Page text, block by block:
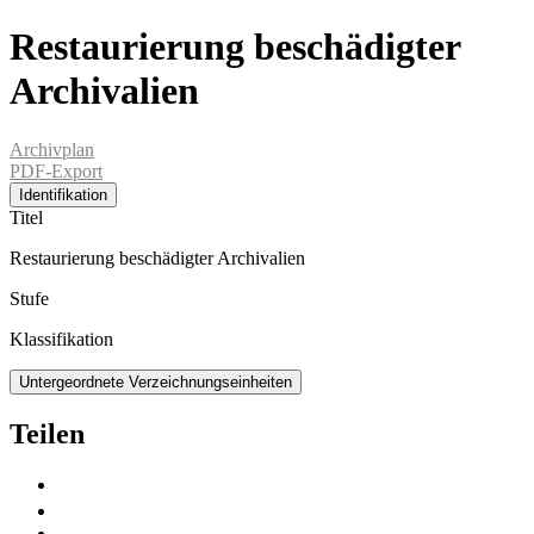
Restaurierung beschädigter
Archivalien
Archivplan
PDF-Export
Identifikation
Titel
Restaurierung beschädigter Archivalien
Stufe
Klassifikation
Untergeordnete Verzeichnungseinheiten
Teilen